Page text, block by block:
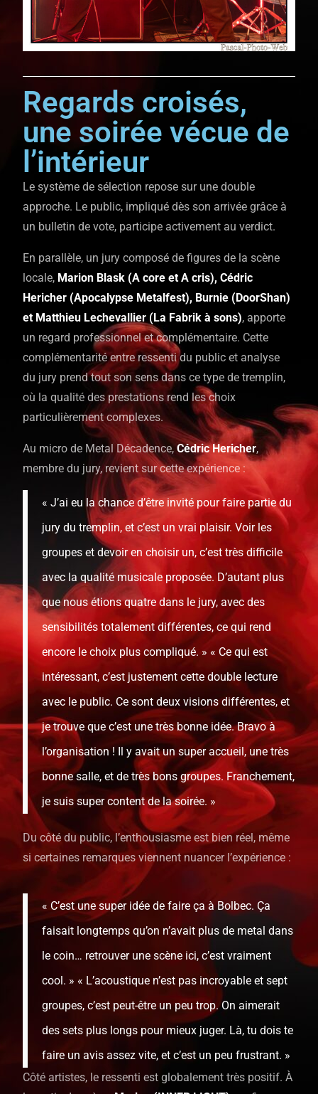
Regards croisés,
une soirée vécue de
l’intérieur
Le système de sélection repose sur une double
approche. Le public, impliqué dès son arrivée grâce à
un bulletin de vote, participe activement au verdict.
En parallèle, un jury composé de figures de la scène
locale, Marion Blask (A core et A cris), Cédric
Hericher (Apocalypse Metalfest), Burnie (DoorShan)
et Matthieu Lechevallier (La Fabrik à sons), apporte
un regard professionnel et complémentaire. Cette
complémentarité entre ressenti du public et analyse
du jury prend tout son sens dans ce type de tremplin,
où la qualité des prestations rend les choix
particulièrement complexes.
Au micro de Metal Décadence,Cédric Hericher,
membre du jury, revient sur cette expérience :
« J’ai eu la chance d’être invité pour faire partie du
jury du tremplin, et c’est un vrai plaisir. Voir les
groupes et devoir en choisir un, c’est très difficile
avec la qualité musicale proposée. D’autant plus
que nous étions quatre dans le jury, avec des
sensibilités totalement différentes, ce qui rend
encore le choix plus compliqué. » « Ce qui est
intéressant, c’est justement cette double lecture
avec le public. Ce sont deux visions différentes, et
je trouve que c’est une très bonne idée. Bravo à
l’organisation ! Il y avait un super accueil, une très
bonne salle, et de très bons groupes. Franchement,
je suis super content de la soirée. »
Du côté du public, l’enthousiasme est bien réel, même
si certaines remarques viennent nuancer l’expérience :
« C’est une super idée de faire ça à Bolbec. Ça
faisait longtemps qu’on n’avait plus de metal dans
le coin… retrouver une scène ici, c’est vraiment
cool. » « L’acoustique n’est pas incroyable et sept
groupes, c’est peut-être un peu trop. On aimerait
des sets plus longs pour mieux juger. Là, tu dois te
faire un avis assez vite, et c’est un peu frustrant. »
Côté artistes, le ressenti est globalement très positif. À